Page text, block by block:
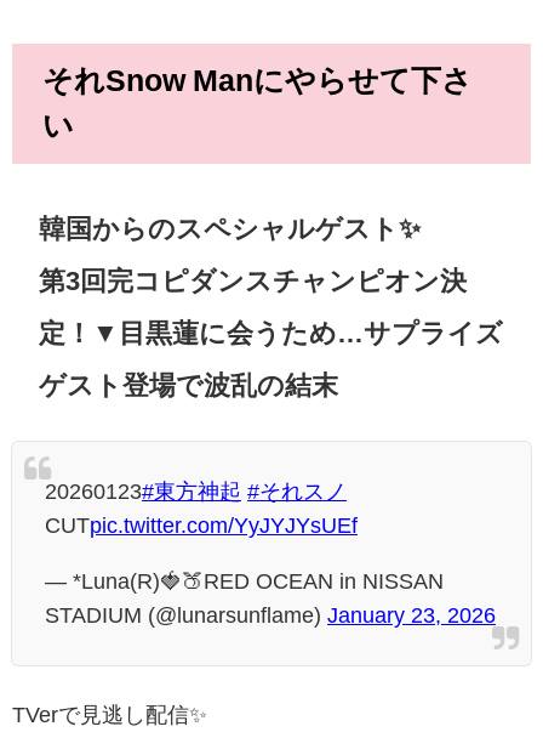
それSnow Manにやらせて下さ
い
韓国からのスペシャルゲスト✨️
第3回完コピダンスチャンピオン決
定！▼目黒蓮に会うため…サプライズ
ゲスト登場で波乱の結末
20260123#東方神起 #それスノ
CUTpic.twitter.com/YyJYJYsUEf
— *Luna(R)🍓🍑RED OCEAN in NISSAN
STADIUM (@lunarsunflame) January 23, 2026
TVerで見逃し配信✨️